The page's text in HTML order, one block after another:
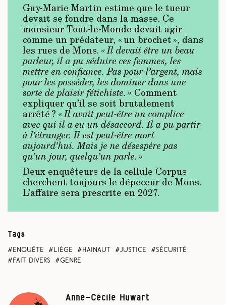
Guy-Marie Martin estime que le tueur
devait se fondre dans la masse. Ce
monsieur Tout-le-Monde devait agir
comme un prédateur, « un brochet », dans
les rues de Mons. « Il devait être un beau
parleur, il a pu séduire ces femmes, les
mettre en confiance. Pas pour l’argent, mais
pour les posséder, les dominer dans une
sorte de plaisir fétichiste. » Comment
expliquer qu’il se soit brutalement
arrêté ? « Il avait peut-être un complice
avec qui il a eu un désaccord. Il a pu partir
à l’étranger. Il est peut-être mort
aujourd’hui. Mais je ne désespère pas
qu’un jour, quelqu’un parle. »
Deux enquêteurs de la cellule Corpus
cherchent toujours le dépeceur de Mons.
L’affaire sera prescrite en 2027.
Tags
enquête Liège Hainaut justice
sécurité
fait divers
genre
Anne-Cécile Huwart